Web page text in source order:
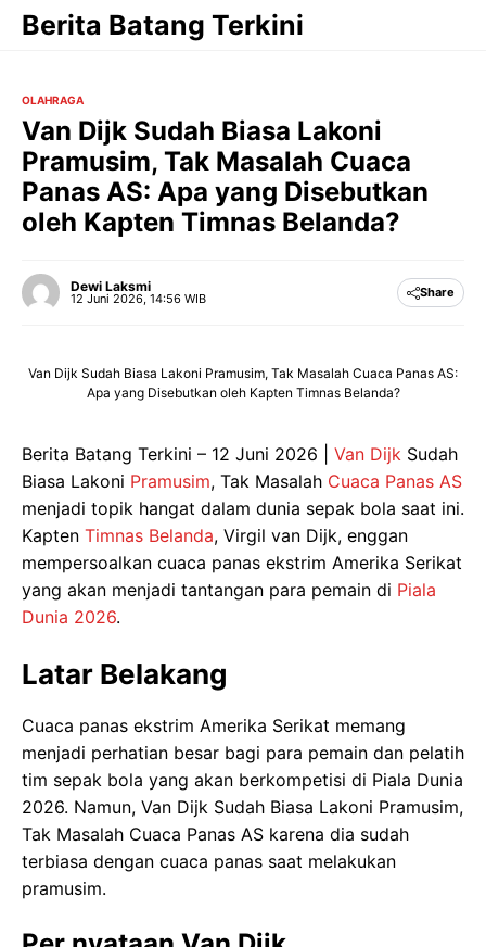
Langsung
Berita Batang Terkini
OLAHRAGA
Van Dijk Sudah Biasa Lakoni
Pramusim, Tak Masalah Cuaca
Panas AS: Apa yang Disebutkan
oleh Kapten Timnas Belanda?
Dewi Laksmi
12 Juni 2026, 14:56 WIB Share
Van Dijk Sudah Biasa Lakoni Pramusim, Tak Masalah Cuaca Panas AS:
Apa yang Disebutkan oleh Kapten Timnas Belanda?
Berita Batang Terkini – 12 Juni 2026 | Van Dijk Sudah
Biasa Lakoni Pramusim, Tak Masalah Cuaca Panas AS
menjadi topik hangat dalam dunia sepak bola saat ini.
Kapten Timnas Belanda, Virgil van Dijk, enggan
mempersoalkan cuaca panas ekstrim Amerika Serikat
yang akan menjadi tantangan para pemain di Piala
Dunia 2026.
Latar Belakang
Cuaca panas ekstrim Amerika Serikat memang
menjadi perhatian besar bagi para pemain dan pelatih
tim sepak bola yang akan berkompetisi di Piala Dunia
2026. Namun, Van Dijk Sudah Biasa Lakoni Pramusim,
Tak Masalah Cuaca Panas AS karena dia sudah
terbiasa dengan cuaca panas saat melakukan
pramusim.